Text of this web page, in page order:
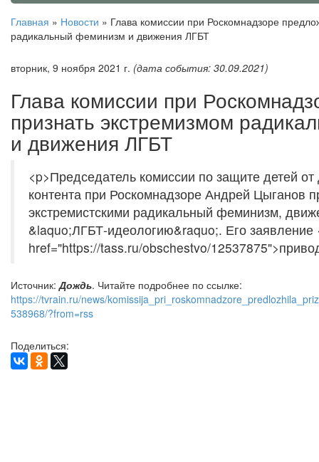
Главная » Новости » Глава комиссии при Роскомнадзоре
радикальный феминизм и движения ЛГБТ
вторник, 9 ноября 2021 г. (дата события: 30.09.2021)
Глава комиссии при
признать экстремизмом
и движения ЛГБТ
<p>Председатель комиссии по защите детей от
контента при Роскомнадзоре Андрей Цыганов
экстремистскими радикальный феминизм,
&laquo;ЛГБТ-идеологию&raquo;. Его заявление
href="https://tass.ru/obschestvo/
Источник:Дождь. Читайте подробнее по ссылке:
https://tvrain.ru/news/
538968/?from=rss
Поделиться: